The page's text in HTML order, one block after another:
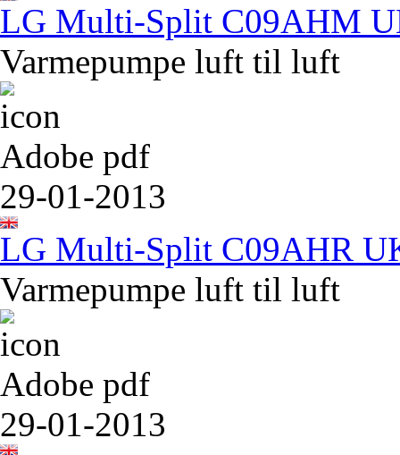
LG Multi-Split C09AHM
Varmepumpe luft til luft
Adobe pdf
29-01-2013
LG Multi-Split C09AHR
Varmepumpe luft til luft
Adobe pdf
29-01-2013